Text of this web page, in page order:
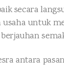
secara
untuk
antara